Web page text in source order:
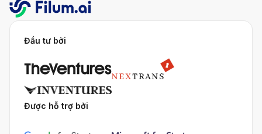
Đầu tư bởi
Được hỗ trợ bởi